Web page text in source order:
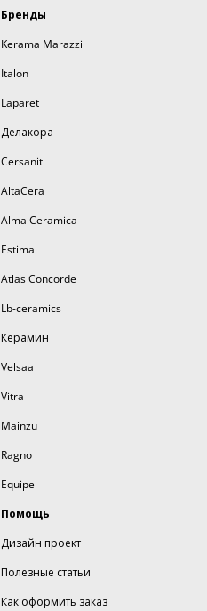
Бренды
Kerama Marazzi
Italon
Laparet
Делакора
Cersanit
AltaCera
Alma Ceramica
Estima
Atlas Concorde
Lb-ceramics
Керамин
Velsaa
Vitra
Mainzu
Ragno
Equipe
Помощь
Дизайн проект
Полезные статьи
Как оформить заказ